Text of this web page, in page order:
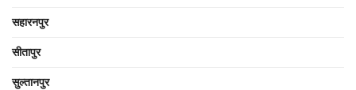
सहारनपुर
सीतापुर
सुल्तानपुर